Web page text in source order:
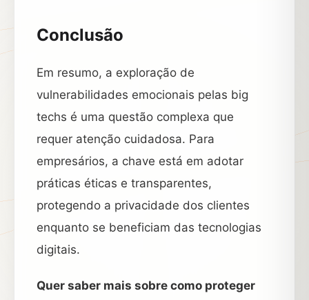
Conclusão
Em resumo, a exploração de
vulnerabilidades emocionais pelas big
techs é uma questão complexa que
requer atenção cuidadosa. Para
empresários, a chave está em adotar
práticas éticas e transparentes,
protegendo a privacidade dos clientes
enquanto se beneficiam das tecnologias
digitais.
Quer saber mais sobre como proteger